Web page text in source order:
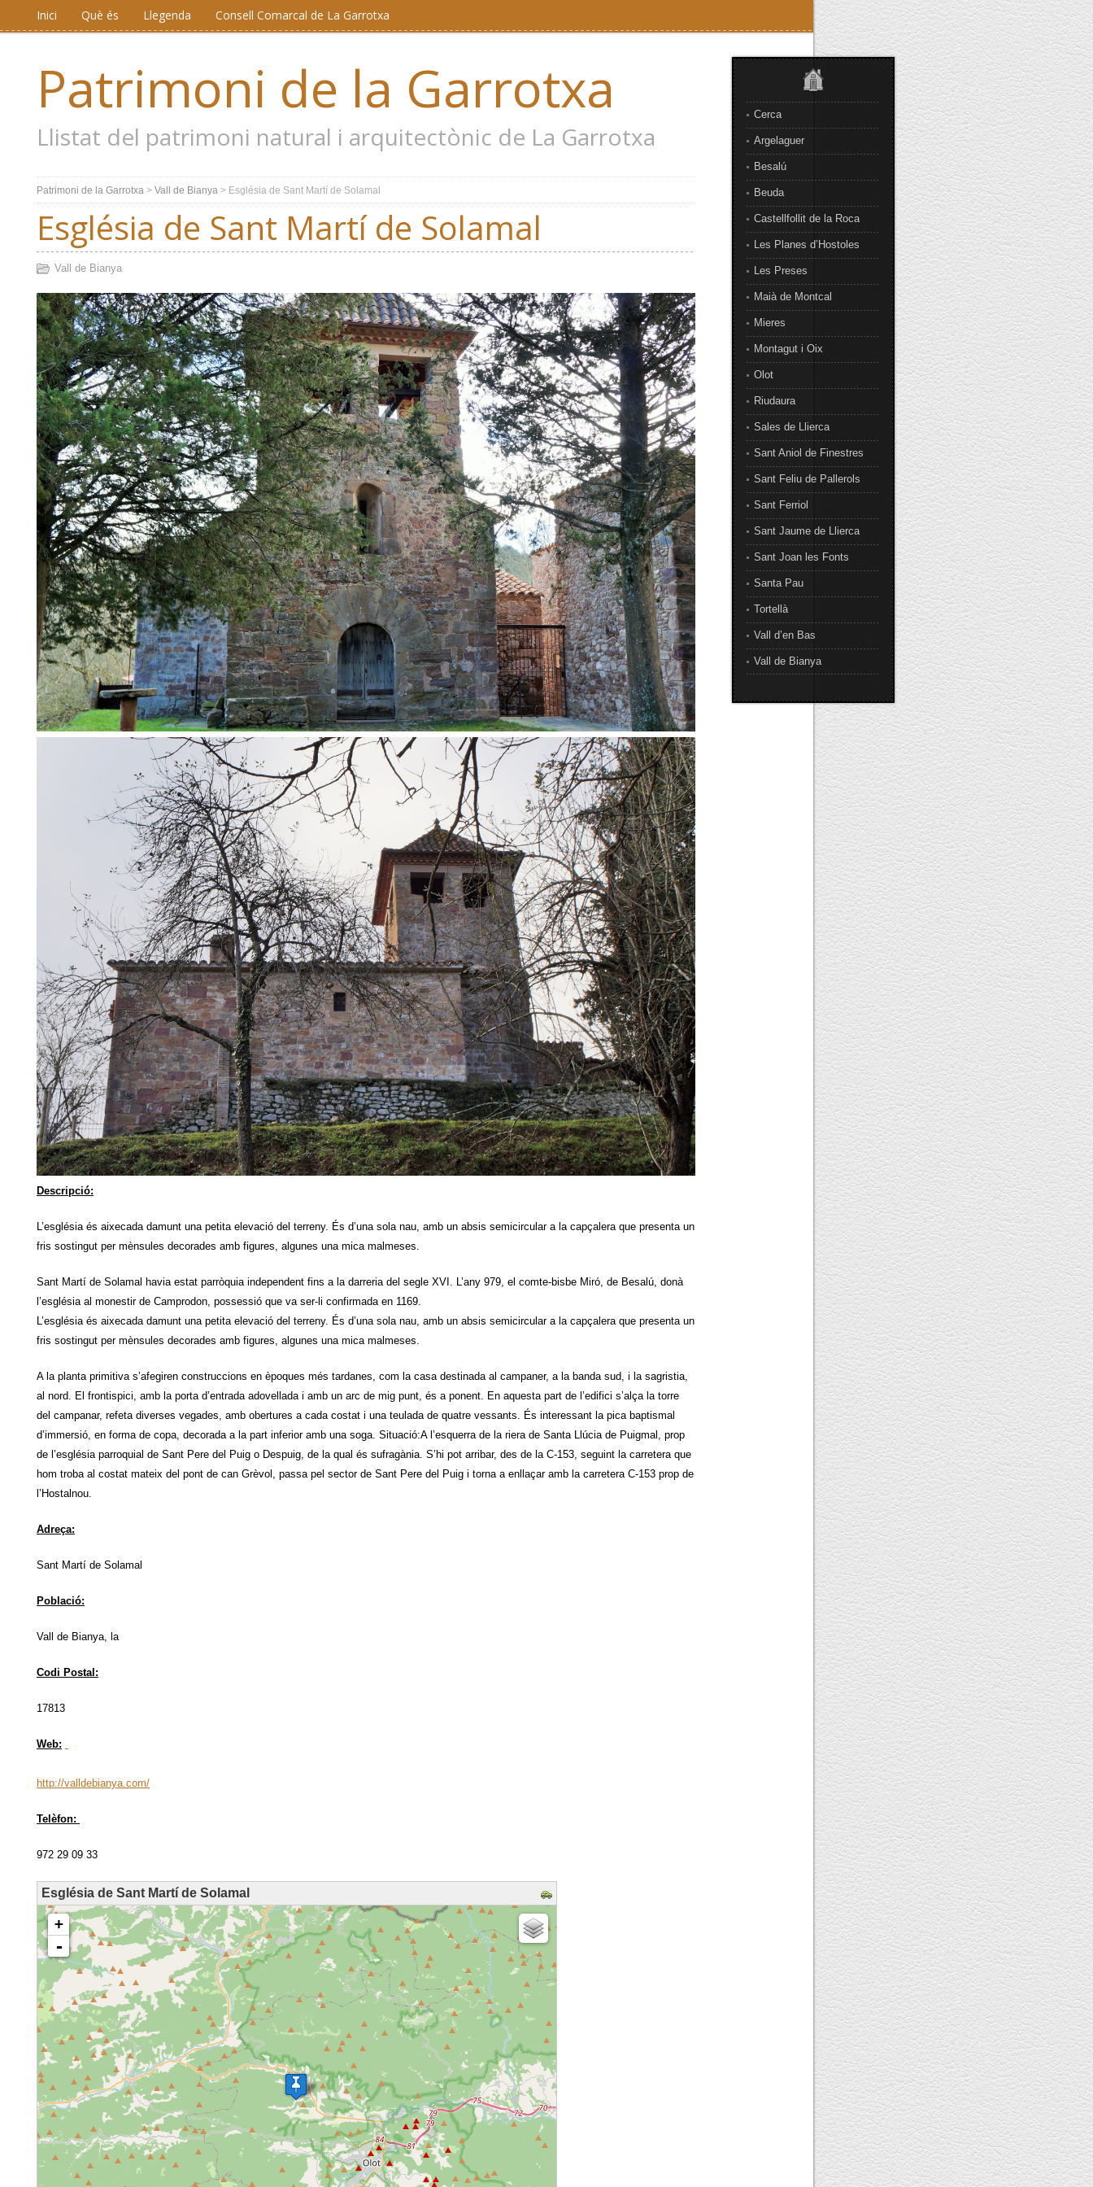
Inici Què és Llegenda Consell Comarcal de La Garrotxa
Patrimoni de la Garrotxa
Llistat del patrimoni natural i arquitectònic de La Garrotxa
Cerca
Argelaguer
Besalú
Beuda
Castellfollit de la Roca
Les Planes d’Hostoles
Les Preses
Maià de Montcal
Mieres
Montagut i Oix
Olot
Riudaura
Sales de Llierca
Sant Aniol de Finestres
Sant Feliu de Pallerols
Sant Ferriol
Sant Jaume de Llierca
Sant Joan les Fonts
Santa Pau
Tortellà
Vall d’en Bas
Vall de Bianya
Patrimoni de la Garrotxa > Vall de Bianya > Església de Sant Martí de Solamal
Església de Sant Martí de Solamal
Vall de Bianya
Descripció:
L’església és aixecada damunt una petita elevació del terreny. És d’una sola nau, amb un absis semicircular a la capçalera que presenta un
fris sostingut per mènsules decorades amb figures, algunes una mica malmeses.
Sant Martí de Solamal havia estat parròquia independent fins a la darreria del segle XVI. L’any 979, el comte-bisbe Miró, de Besalú, donà
l’església al monestir de Camprodon, possessió que va ser-li confirmada en 1169.
L’església és aixecada damunt una petita elevació del terreny. És d’una sola nau, amb un absis semicircular a la capçalera que presenta un
fris sostingut per mènsules decorades amb figures, algunes una mica malmeses.
A la planta primitiva s’afegiren construccions en èpoques més tardanes, com la casa destinada al campaner, a la banda sud, i la sagristia,
al nord. El frontispici, amb la porta d’entrada adovellada i amb un arc de mig punt, és a ponent. En aquesta part de l’edifici s’alça la torre
del campanar, refeta diverses vegades, amb obertures a cada costat i una teulada de quatre vessants. És interessant la pica baptismal
d’immersió, en forma de copa, decorada a la part inferior amb una soga. Situació:A l’esquerra de la riera de Santa Llúcia de Puigmal, prop
de l’església parroquial de Sant Pere del Puig o Despuig, de la qual és sufragània. S’hi pot arribar, des de la C-153, seguint la carretera que
hom troba al costat mateix del pont de can Grèvol, passa pel sector de Sant Pere del Puig i torna a enllaçar amb la carretera C-153 prop de
l’Hostalnou.
Adreça:
Sant Martí de Solamal
Població:
Vall de Bianya, la
Codi Postal:
17813
Web:
http://valldebianya.com/
Telèfon:
972 29 09 33
Església de Sant Martí de Solamal
loading map - please wait...
+
-